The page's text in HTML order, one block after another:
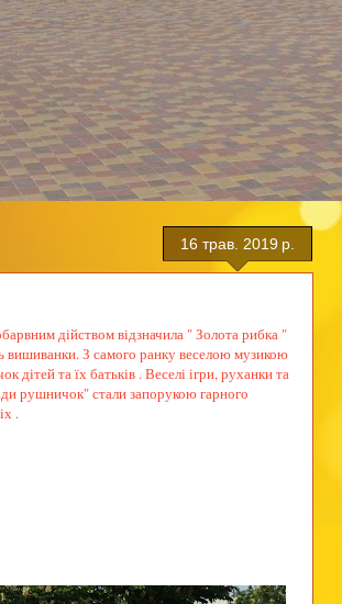
16 трав. 2019 р.
дійством відзначила " Золота рибка "
вишиванки. З самого ранку веселою музикою
дітей та їх батьків . Веселі ігри, руханки та
рушничок" стали запорукою гарного
.